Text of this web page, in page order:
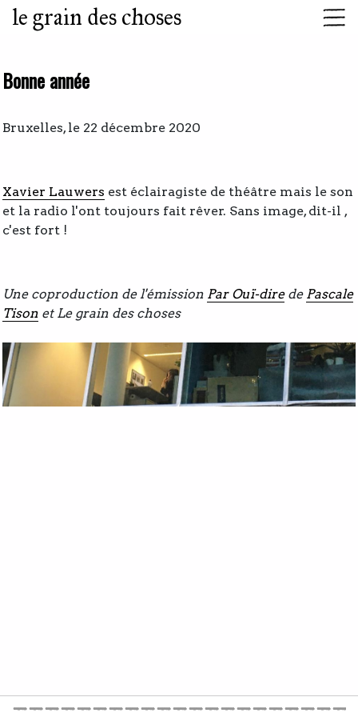
le grain des choses
Bonne année
Bruxelles, le 22 décembre 2020
Xavier Lauwers est éclairagiste de théâtre mais le son
et la radio l'ont toujours fait rêver. Sans image, dit-il ,
c'est fort !
Une coproduction de l'émission Par Ouï-direde Pascale
Tison et Le grain des choses